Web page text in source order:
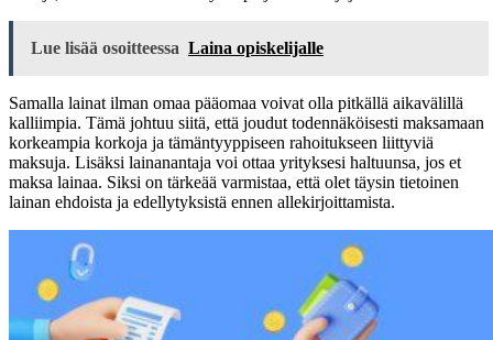
Lue lisää osoitteessa Laina opiskelijalle
Samalla lainat ilman omaa pääomaa voivat olla pitkällä aikavälillä
kalliimpia. Tämä johtuu siitä, että joudut todennäköisesti maksamaan
korkeampia korkoja ja tämäntyyppiseen rahoitukseen liittyviä
maksuja. Lisäksi lainanantaja voi ottaa yrityksesi haltuunsa, jos et
maksa lainaa. Siksi on tärkeää varmistaa, että olet täysin tietoinen
lainan ehdoista ja edellytyksistä ennen allekirjoittamista.